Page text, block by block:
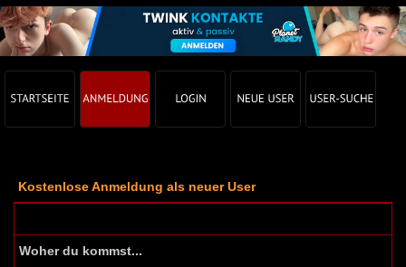
Kostenlose Anmeldung als neuer User
Woher du kommst...